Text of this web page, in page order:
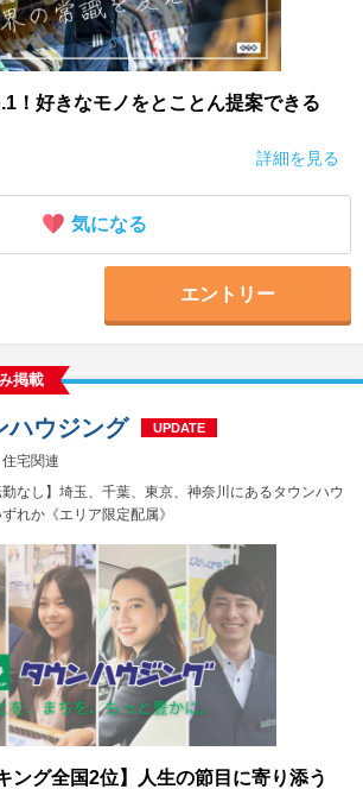
！好きなモノをとことん提案できる
詳細を見る
気になる
エントリー
掲載
宅関連
勤なし】埼玉、千葉、東京、神奈川にあるタウンハウ
れか《エリア限定配属》
ハウジング UPDATE
ング全国2位】人生の節目に寄り添う